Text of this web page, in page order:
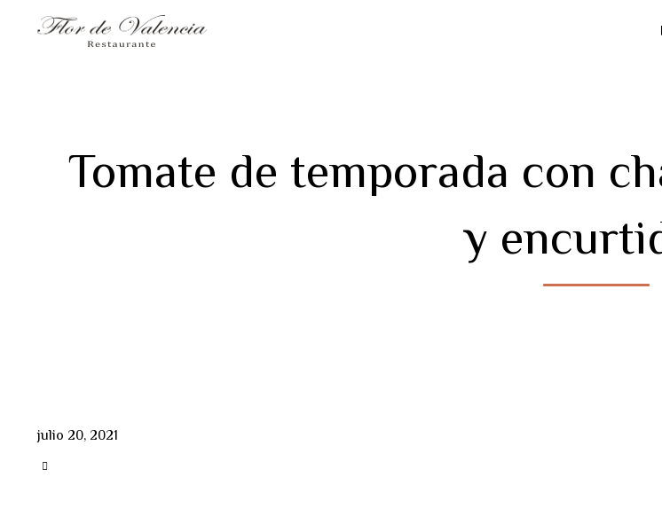
Tomate de temporada con
y
julio 20, 2021
